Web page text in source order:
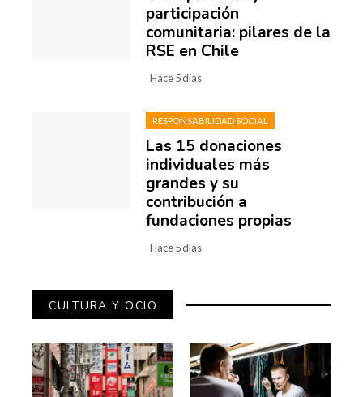
participación
comunitaria: pilares de la
RSE en Chile
Hace 5 días
RESPONSABILIDAD SOCIAL
Las 15 donaciones
individuales más
grandes y su
contribución a
fundaciones propias
Hace 5 días
CULTURA Y OCIO